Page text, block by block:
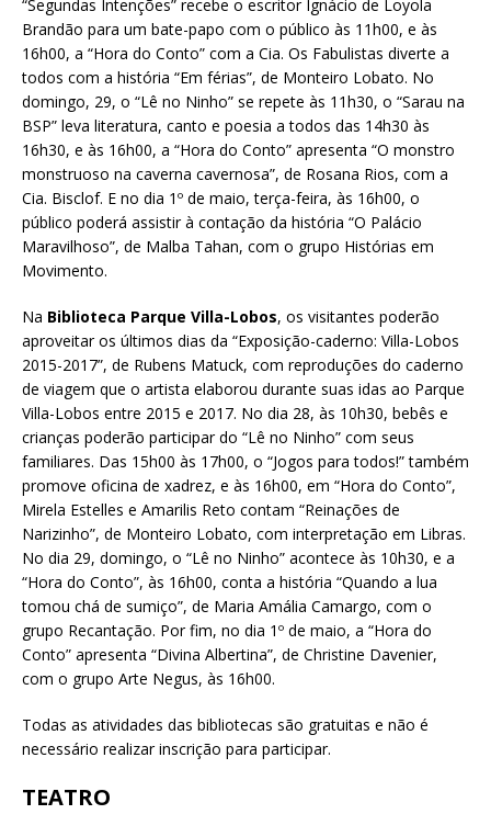
“Segundas Intenções” recebe o escritor Ignácio de Loyola
Brandão para um bate-papo com o público às 11h00, e às
16h00, a “Hora do Conto” com a Cia. Os Fabulistas diverte a
todos com a história “Em férias”, de Monteiro Lobato. No
domingo, 29, o “Lê no Ninho” se repete às 11h30, o “Sarau na
BSP” leva literatura, canto e poesia a todos das 14h30 às
16h30, e às 16h00, a “Hora do Conto” apresenta “O monstro
monstruoso na caverna cavernosa”, de Rosana Rios, com a
Cia. Bisclof. E no dia 1º de maio, terça-feira, às 16h00, o
público poderá assistir à contação da história “O Palácio
Maravilhoso”, de Malba Tahan, com o grupo Histórias em
Movimento.
Na Biblioteca Parque Villa-Lobos, os visitantes poderão
aproveitar os últimos dias da “Exposição-caderno: Villa-Lobos
2015-2017”, de Rubens Matuck, com reproduções do caderno
de viagem que o artista elaborou durante suas idas ao Parque
Villa-Lobos entre 2015 e 2017. No dia 28, às 10h30, bebês e
crianças poderão participar do “Lê no Ninho” com seus
familiares. Das 15h00 às 17h00, o “Jogos para todos!” também
promove oficina de xadrez, e às 16h00, em “Hora do Conto”,
Mirela Estelles e Amarilis Reto contam “Reinações de
Narizinho”, de Monteiro Lobato, com interpretação em Libras.
No dia 29, domingo, o “Lê no Ninho” acontece às 10h30, e a
“Hora do Conto”, às 16h00, conta a história “Quando a lua
tomou chá de sumiço”, de Maria Amália Camargo, com o
grupo Recantação. Por fim, no dia 1º de maio, a “Hora do
Conto” apresenta “Divina Albertina”, de Christine Davenier,
com o grupo Arte Negus, às 16h00.
Todas as atividades das bibliotecas são gratuitas e não é
necessário realizar inscrição para participar.
TEATRO